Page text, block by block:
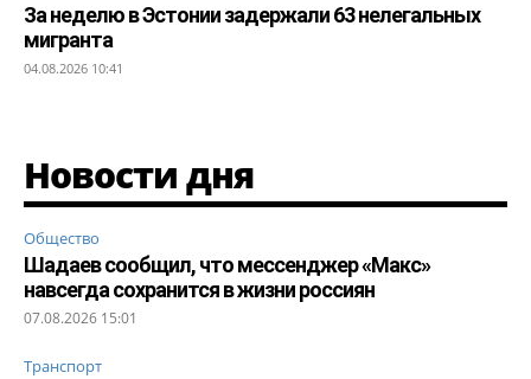
За неделю в Эстонии задержали 63 нелегальных
мигранта
04.08.2026 10:41
Новости дня
Общество
Шадаев сообщил, что мессенджер «Макс»
навсегда сохранится в жизни россиян
07.08.2026 15:01
Транспорт